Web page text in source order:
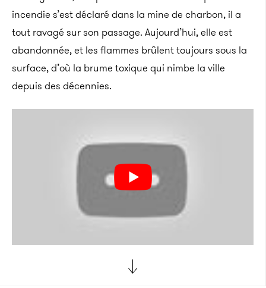
incendie s’est déclaré dans la mine de charbon, il a
tout ravagé sur son passage. Aujourd’hui, elle est
abandonnée, et les flammes brûlent toujours sous la
surface, d’où la brume toxique qui nimbe la ville
depuis des décennies.